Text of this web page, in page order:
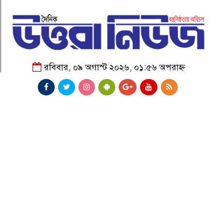
রবিবার, ০৯ অগাস্ট ২০২৬, ০১:৫৬ অপরাহ্ন